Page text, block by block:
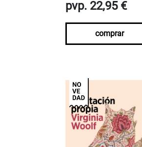
pvp. 22,95 €
comprar